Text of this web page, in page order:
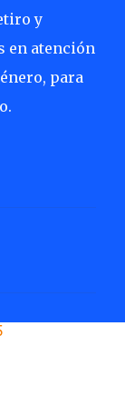
y
en atención
para